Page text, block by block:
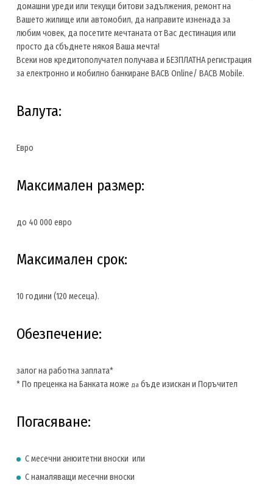
домашни уреди или текущи битови задължения, ремонт на
Вашето жилище или автомобил, да направите изненада за
любим човек, да посетите мечтаната от Вас дестинация или
просто да сбъднете някоя Ваша мечта!
Всеки нов кредитополучател получава и БЕЗПЛАТНА регистрация
за електронно и мобилно банкиране BACB Online/ BACB Mobile.
Валута:
Евро
Максимален размер:
до 40 000 евро
Максимален срок:
10 години (120 месеца).
Обезпечение:
залог на работна заплата*
* По преценка на Банката може да бъде изискан и Поръчител
Погасяване:
С месечни анюитетни вноски или
С намаляващи месечни вноски